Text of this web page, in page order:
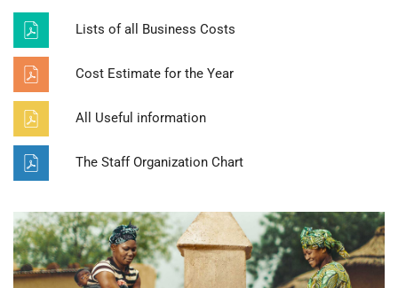
Lists of all Business Costs
Cost Estimate for the Year
All Useful information
The Staff Organization Chart